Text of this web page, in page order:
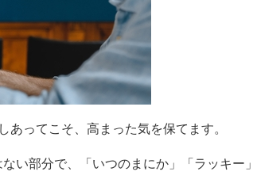
ってこそ、高まった気を保てます。
い部分で、「いつのまにか」「ラッキー」